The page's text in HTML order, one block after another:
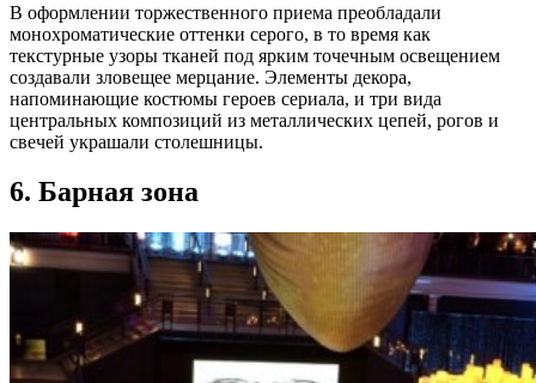
В оформлении торжественного приема преобладали
монохроматические оттенки серого, в то время как
текстурные узоры тканей под ярким точечным освещением
создавали зловещее мерцание. Элементы декора,
напоминающие костюмы героев сериала, и три вида
центральных композиций из металлических цепей, рогов и
свечей украшали столешницы.
6. Барная зона